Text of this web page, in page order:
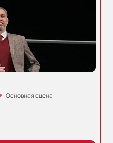
Основная сцена